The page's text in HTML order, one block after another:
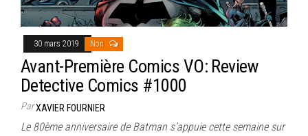
30 mars 2019 Non
Avant-Première Comics VO: Review
Detective Comics #1000
ParXAVIER FOURNIER
Le 80ème anniversaire de Batman s’appuie cette semaine sur